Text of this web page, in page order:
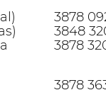
3878
3848
3878
3878